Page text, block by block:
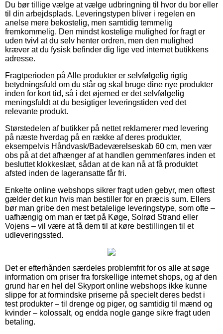
Du bør tillige vælge at vælge udbringning til hvor du bor eller
til din arbejdsplads. Leveringstypen bliver i regelen en
anelse mere bekostelig, men samtidig temmelig
fremkommelig. Den mindst kostelige mulighed for fragt er
uden tvivl at du selv henter ordren, men den mulighed
kræver at du fysisk befinder dig lige ved internet butikkens
adresse.
Fragtperioden på Alle produkter er selvfølgelig rigtig
betydningsfuld om du står og skal bruge dine nye produkter
inden for kort tid, så i det øjemed er det selvfølgelig
meningsfuldt at du besigtiger leveringstiden ved det
relevante produkt.
Størstedelen af butikker på nettet reklamerer med levering
på næste hverdag på en række af deres produkter,
eksempelvis Håndvask/Badeværelseskab 60 cm, men vær
obs på at det afhænger af at handlen gemmenføres inden et
besluttet klokkeslæt, sådan at de kan nå at få produktet
afsted inden de lageransatte får fri.
Enkelte online webshops sikrer fragt uden gebyr, men oftest
gælder det kun hvis man bestiller for en præcis sum. Ellers
bør man gribe den mest betalelige leveringstype, som ofte –
uafhængig om man er tæt på Køge, Solrød Strand eller
Vojens – vil være at få dem til at køre bestillingen til et
udleveringssted.
Det er efterhånden særdeles problemfrit for os alle at søge
information om priser fra forskellige internet shops, og af den
grund har en hel del Skyport online webshops ikke kunne
slippe for at formindske priserne på specielt deres bedst i
test produkter – til drenge og piger, og samtidig til mænd og
kvinder – kolossalt, og endda nogle gange sikre fragt uden
betaling.